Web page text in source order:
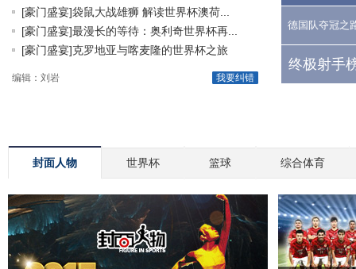
[豪门盛宴]袋鼠大战雄狮 解读世界杯澳荷...
[豪门盛宴]最漫长的等待：奥利奇世界杯再...
[豪门盛宴]克罗地亚与喀麦隆的世界杯之旅
我要纠错
编辑：刘岩
德国队夺冠之
终极射手
封面人物 世界杯 篮球 综合体育